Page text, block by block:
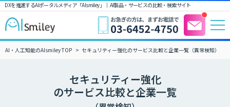
DXを推進するAIポータルメディア「AIsmiley」｜ AI製品・サービスの比較・検索サイト
AI・人工知能のAIsmiley TOP セキュリティー強化のサービス比較と企業一覧（異常検知）
セキュリティー強化
のサービス比較と企業一覧